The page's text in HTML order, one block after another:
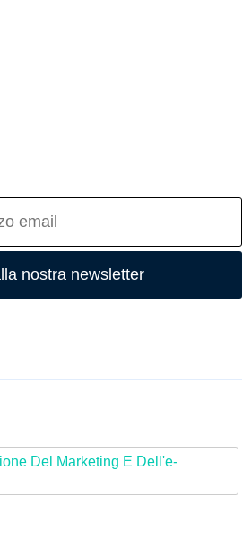
nostra newsletter
Del Marketing E Dell'e-